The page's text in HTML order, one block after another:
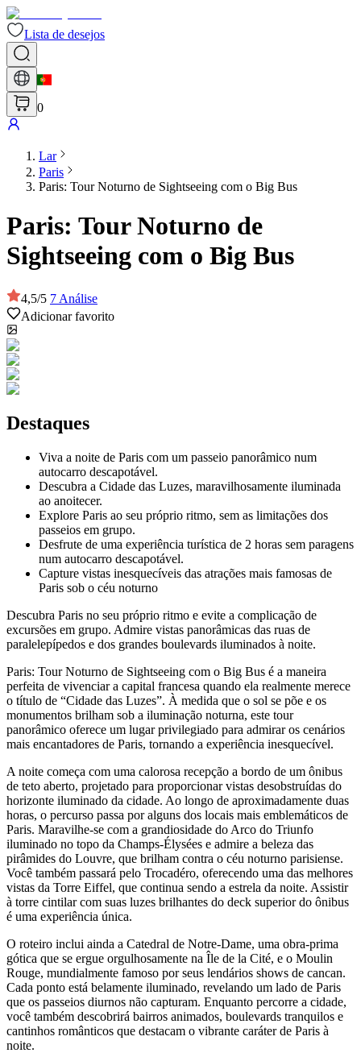
Lista de desejos
0
Lar
Paris
Paris: Tour Noturno de Sightseeing com o Big Bus
Paris: Tour Noturno de
Sightseeing com o Big Bus
4,5/5 7 Análise
Adicionar favorito
Destaques
Viva a noite de Paris com um passeio panorâmico num
autocarro descapotável.
Descubra a Cidade das Luzes, maravilhosamente iluminada
ao anoitecer.
Explore Paris ao seu próprio ritmo, sem as limitações dos
passeios em grupo.
Desfrute de uma experiência turística de 2 horas sem paragens
num autocarro descapotável.
Capture vistas inesquecíveis das atrações mais famosas de
Paris sob o céu noturno
Descubra Paris no seu próprio ritmo e evite a complicação de
excursões em grupo. Admire vistas panorâmicas das ruas de
paralelepípedos e dos grandes boulevards iluminados à noite.
Paris: Tour Noturno de Sightseeing com o Big Bus é a maneira
perfeita de vivenciar a capital francesa quando ela realmente merece
o título de “Cidade das Luzes”. À medida que o sol se põe e os
monumentos brilham sob a iluminação noturna, este tour
panorâmico oferece um lugar privilegiado para admirar os cenários
mais encantadores de Paris, tornando a experiência inesquecível.
A noite começa com uma calorosa recepção a bordo de um ônibus
de teto aberto, projetado para proporcionar vistas desobstruídas do
horizonte iluminado da cidade. Ao longo de aproximadamente duas
horas, o percurso passa por alguns dos locais mais emblemáticos de
Paris. Maravilhe-se com a grandiosidade do Arco do Triunfo
iluminado no topo da Champs-Élysées e admire a beleza das
pirâmides do Louvre, que brilham contra o céu noturno parisiense.
Você também passará pelo Trocadéro, oferecendo uma das melhores
vistas da Torre Eiffel, que continua sendo a estrela da noite. Assistir
à torre cintilar com suas luzes brilhantes do deck superior do ônibus
é uma experiência única.
O roteiro inclui ainda a Catedral de Notre-Dame, uma obra-prima
gótica que se ergue orgulhosamente na Île de la Cité, e o Moulin
Rouge, mundialmente famoso por seus lendários shows de cancan.
Cada ponto está belamente iluminado, revelando um lado de Paris
que os passeios diurnos não capturam. Enquanto percorre a cidade,
você também descobrirá bairros animados, boulevards tranquilos e
cantinhos românticos que destacam o vibrante caráter de Paris à
noite.